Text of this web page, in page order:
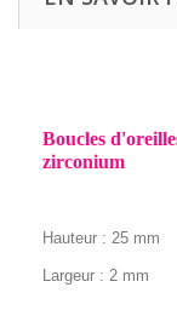
Boucles
zirconium
Hauteur : 25 mm
Largeur : 2 mm